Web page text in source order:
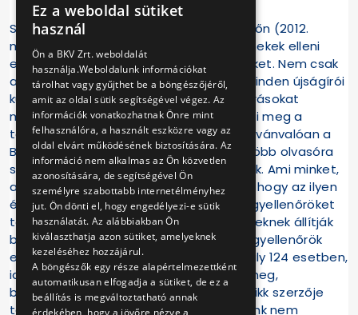
Sajnálattal olvastuk a Harmoneten hétfőn (2012.
március 26.) megjelent, "A nők és gyermekek elleni
erőszak úttörői: BKV ellenőrök!" című cikket. Nem csak
azért keseredtünk el, mert a cikk írója minden újságírói
kutatómunkát nélkülözve, homályos forrásokat
megjelölve, hatásvadász módon közelíti meg a
témát; még csak nem is azért, mert nyilvánvalóan a
BKV nevének kiemelésével igyekeznek több olvasóra
szert tenni - ezt a jelenséget jól ismerjük. Ami minket,
a BKV Zrt. dolgozóit igazán zavar, az az, hogy az ilyen
és hasonló megjelenések, amelyek a jegyellenőröket
törvényt nem tisztelő, erőszakos egyéneknek állítják
be, sajnos jelentősen megnövelték a jegyellenőrök
ellen elkövetett bántalmazásokat: tavaly 124 esetben,
idén ez idáig 21 alkalommal támadtak meg,
bántalmaztak fizikailag jegyellenőrt. A cikk szerzője
tapasztalatként állítja, hogy Társaságunk nem
Ez a weboldal sütiket
használ
Ön a BKV Zrt. weboldalát
használja.Weboldalunk információkat
tárolhat vagy gyűjthet be a böngészőjéről,
amit az oldal sütik segítségével végez. Az
információk vonatkozhatnak Önre mint
felhasználóra, a használt eszközre vagy az
oldal elvárt működésének biztosítására. Az
információ nem alkalmas az Ön közvetlen
azonosítására, de segítségével Ön
személyre szabottabb internetélményhez
jut. Ön dönti el, hogy engedélyezi-e sütik
használatát. Az alábbiakban Ön
kiválaszthatja azon sütiket, amelyeknek
kezeléséhez hozzájárul.
A böngészők egy része alapértelmezettként
automatikusan elfogadja a sütiket, de ez a
beállítás is megváltoztatható annak
érdekében, hogy a jövőre nézve a